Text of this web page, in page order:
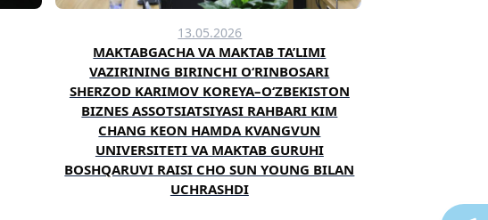
13.05.2026
MAKTABGACHA VA MAKTAB TA’LIMI
VAZIRINING BIRINCHI O‘RINBOSARI
SHERZOD KARIMOV KOREYA–O‘ZBEKISTON
BIZNES ASSOTSIATSIYASI RAHBARI KIM
CHANG KEON HAMDA KVANGVUN
UNIVERSITETI VA MAKTAB GURUHI
BOSHQARUVI RAISI CHO SUN YOUNG BILAN
UCHRASHDI